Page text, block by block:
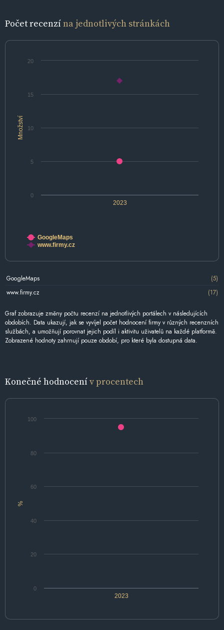
Počet recenzína jednotlivých stránkách
Množství
2023
10
0
5
15
20
GoogleMaps
www.firmy.cz
GoogleMaps
(5)
www.firmy.cz
(17)
Graf zobrazuje změny počtu recenzí na jednotlivých portálech v následujících
obdobích. Data ukazují, jak se vyvíjel počet hodnocení firmy v různých recenzních
službách, a umožňují porovnat jejich podíl i aktivitu uživatelů na každé platformě.
Zobrazené hodnoty zahrnují pouze období, pro které byla dostupná data.
Konečné hodnocenív procentech
%
2023
0
20
40
60
80
100